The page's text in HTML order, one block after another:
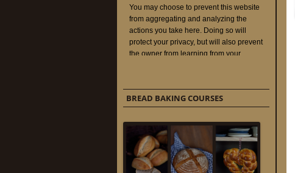
BREAD BAKING COURSES